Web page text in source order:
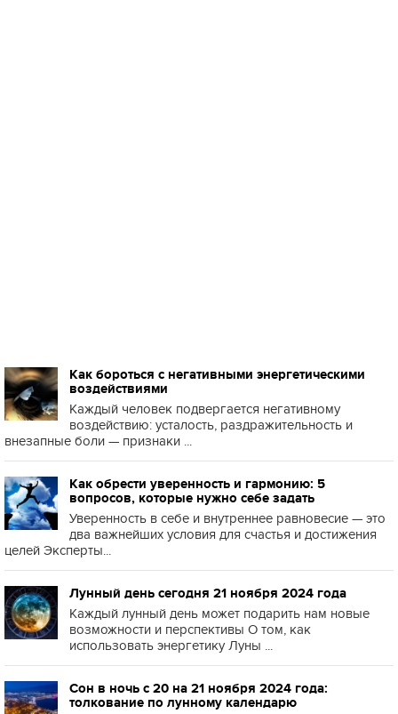
Как бороться с негативными энергетическими
воздействиями
Каждый человек подвергается негативному
воздействию: усталость, раздражительность и
внезапные боли — признаки ...
Как обрести уверенность и гармонию: 5
вопросов, которые нужно себе задать
Уверенность в себе и внутреннее равновесие — это
два важнейших условия для счастья и достижения
целей Эксперты...
Лунный день сегодня 21 ноября 2024 года
Каждый лунный день может подарить нам новые
возможности и перспективы О том, как
использовать энергетику Луны ...
Сон в ночь с 20 на 21 ноября 2024 года:
толкование по лунному календарю